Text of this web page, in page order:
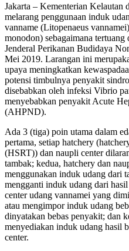
Jakarta – Kementerian Kelautan
melarang penggunaan induk
vanname (Litopenaeus
monodon) sebagaimana
Jenderal Perikanan Budidaya
Mei 2019. Larangan ini
upaya meningkatkan
potensi timbulnya penyakit
disebabkan oleh infeksi Vibrio
menyebabkan penyakit Acute
(AHPND).
Ada 3 (tiga) poin utama dalam
pertama, setiap hatchery
(HSRT)) dan naupli center
tambak; kedua, hatchery dan
menggunakan induk udang dari
mengganti induk udang dari
center udang vannamei yang
atau mengimpor induk udang
dinyatakan bebas penyakit; dan
menyediakan induk udang hasil
center.